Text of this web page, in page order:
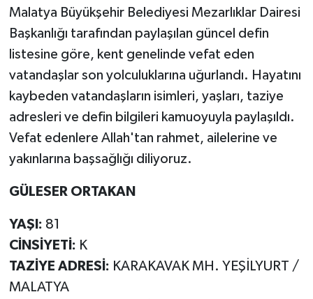
Malatya Büyükşehir Belediyesi Mezarlıklar Dairesi
Başkanlığı tarafından paylaşılan güncel defin
listesine göre, kent genelinde vefat eden
vatandaşlar son yolculuklarına uğurlandı. Hayatını
kaybeden vatandaşların isimleri, yaşları, taziye
adresleri ve defin bilgileri kamuoyuyla paylaşıldı.
Vefat edenlere Allah'tan rahmet, ailelerine ve
yakınlarına başsağlığı diliyoruz.
GÜLESER ORTAKAN
YAŞI: 81
CİNSİYETİ: K
TAZİYE ADRESİ: KARAKAVAK MH. YEŞİLYURT /
MALATYA